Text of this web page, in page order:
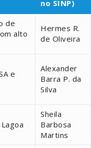
no SINP)
de
alto
Hermes R.
de Oliveira
e
Alexander
Barra P. da
Silva
Sheila
Barbosa
Martins